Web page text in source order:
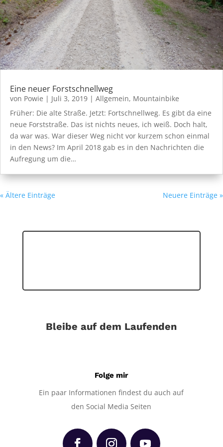
Eine neuer Forstschnellweg
von Powie | Juli 3, 2019 | Allgemein, Mountainbike
Früher: Die alte Straße. Jetzt: Fortschnellweg. Es gibt da eine
neue Forststraße. Das ist nichts neues, ich weiß. Doch halt,
da war was. War dieser Weg nicht vor kurzem schon einmal
in den News? Im April 2018 gab es in den Nachrichten die
Aufregung um die…
« Ältere Einträge Neuere Einträge »
Bleibe auf dem Laufenden
Folge mir
Ein paar Informationen findest du auch auf
den Social Media Seiten